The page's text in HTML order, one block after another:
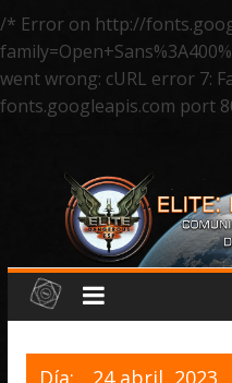
/* Error on http://
went wrong: cURL error 7:
fonts.googleapis.com port
Día: 24 abril, 2023